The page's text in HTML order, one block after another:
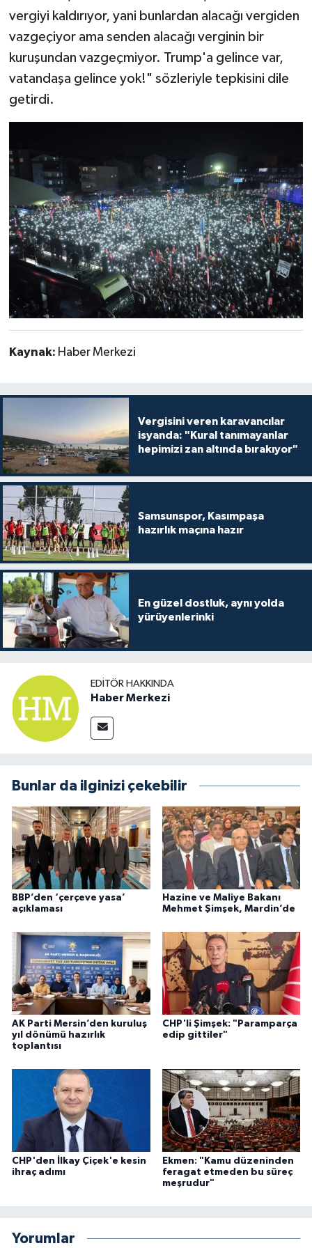
vergiyi kaldırıyor, yani bunlardan alacağı vergiden
vazgeçiyor ama senden alacağı verginin bir
kuruşundan vazgeçmiyor. Trump'a gelince var,
vatandaşa gelince yok!" sözleriyle tepkisini dile
getirdi.
Kaynak: Haber Merkezi
Vergisini veren karavancılar
isyanda: "Kural tanımayanlar
hepimizi zan altında bırakıyor"
Samsunspor, Kasımpaşa
hazırlık maçına hazır
En güzel dostluk, aynı yolda
yürüyenlerinki
EDITÖR HAKKINDA
Haber Merkezi
Bunlar da ilginizi çekebilir
BBP’den ‘çerçeve yasa’
açıklaması
Hazine ve Maliye Bakanı
Mehmet Şimşek, Mardin’de
AK Parti Mersin’den kuruluş
yıl dönümü hazırlık
toplantısı
CHP'li Şimşek: "Paramparça
edip gittiler"
CHP'den İlkay Çiçek'e kesin
ihraç adımı
Ekmen: "Kamu düzeninden
feragat etmeden bu süreç
meşrudur"
Yorumlar